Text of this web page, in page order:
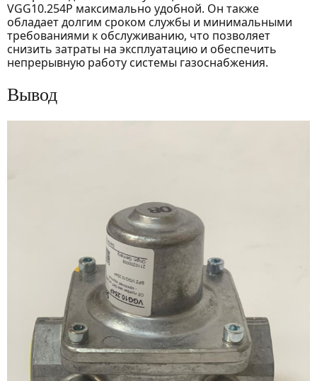
VGG10.254P максимально удобной. Он также
обладает долгим сроком службы и минимальными
требованиями к обслуживанию, что позволяет
снизить затраты на эксплуатацию и обеспечить
непрерывную работу системы газоснабжения.
Вывод